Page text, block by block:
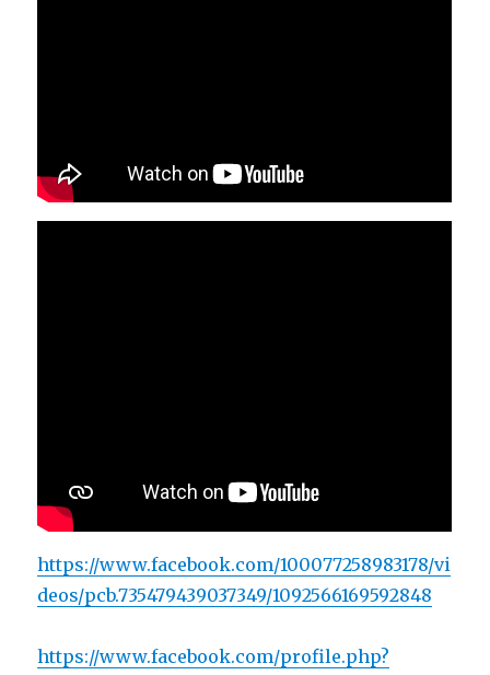
https://www.facebook.com/100077258983178/vi
deos/pcb.735479439037349/1092566169592848
https://www.facebook.com/profile.php?